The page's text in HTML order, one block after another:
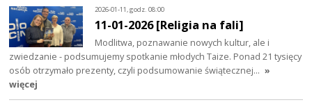
2026-01-11, godz. 08:00
11-01-2026 [Religia na fali]
Modlitwa, poznawanie nowych kultur, ale i
zwiedzanie - podsumujemy spotkanie młodych Taize. Ponad 21 tysięcy
osób otrzymało prezenty, czyli podsumowanie świątecznej… »
więcej